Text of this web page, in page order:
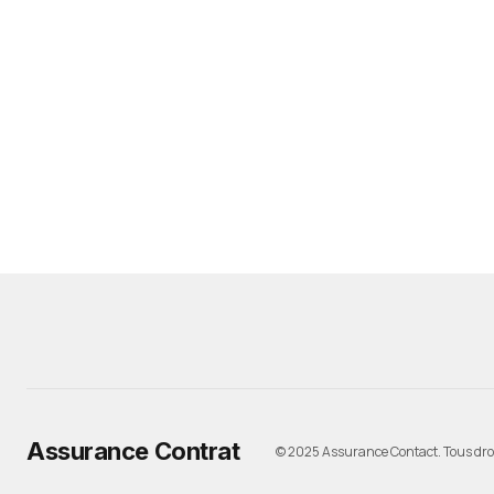
Assurance Contrat © 2025 Assurance Contact. Tous